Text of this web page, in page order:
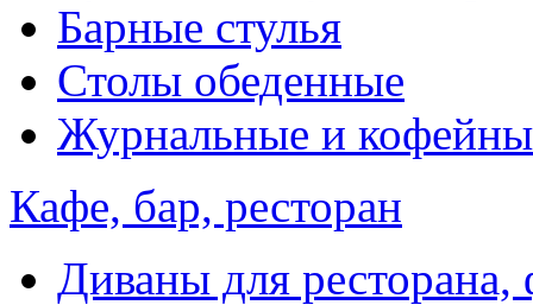
Барные стулья
Столы обеденные
Журнальные и
Кафе, бар, ресторан
Диваны для ресторана,